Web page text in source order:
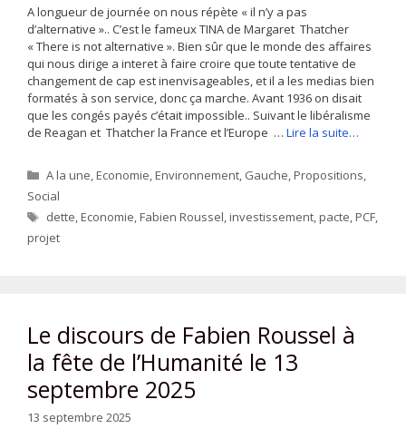
A longueur de journée on nous répète « il n’y a pas
d’alternative ».. C’est le fameux TINA de Margaret Thatcher
« There is not alternative ». Bien sûr que le monde des affaires
qui nous dirige a interet à faire croire que toute tentative de
changement de cap est inenvisageables, et il a les medias bien
formatés à son service, donc ça marche. Avant 1936 on disait
que les congés payés c’était impossible.. Suivant le libéralisme
de Reagan et Thatcher la France et l’Europe … Lire la suite…
Catégories
A la une,Economie,Environnement, Gauche,Propositions,
Social
Étiquettes
dette,Economie,Fabien Roussel,investissement,pacte,PCF,
projet
Le discours de Fabien Roussel à
la fête de l’Humanité le 13
septembre 2025
13 septembre 2025